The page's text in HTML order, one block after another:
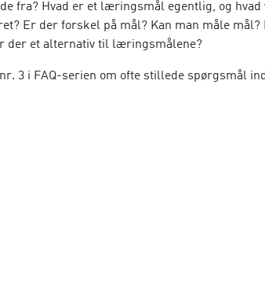
fra? Hvad er et læringsmål egentlig, og hvad
Er der forskel på mål? Kan man måle mål?
der et alternativ til læringsmålene?
3 i FAQ-serien om ofte stillede spørgsmål